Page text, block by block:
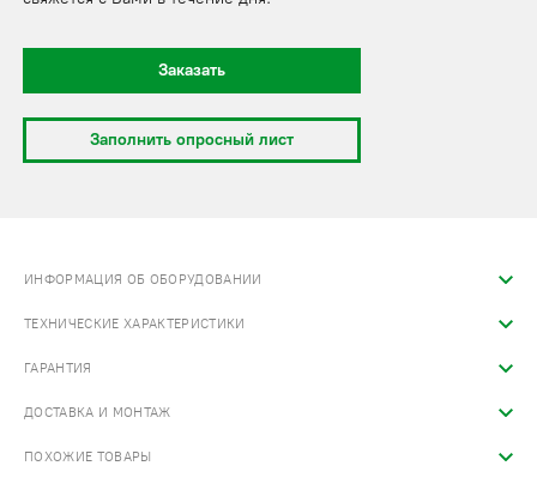
Заказать
Заполнить опросный лист
ИНФОРМАЦИЯ ОБ ОБОРУДОВАНИИ
ТЕХНИЧЕСКИЕ ХАРАКТЕРИСТИКИ
ГАРАНТИЯ
ДОСТАВКА И МОНТАЖ
ПОХОЖИЕ ТОВАРЫ